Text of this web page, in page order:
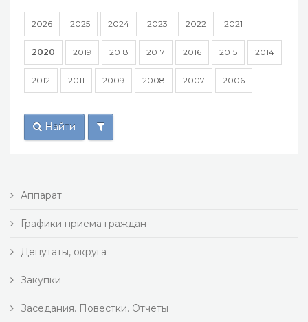
2026 2025 2024 2023 2022 2021
2020 2019 2018 2017 2016 2015 2014
2012 2011 2009 2008 2007 2006
Найти
Аппарат
Графики приема граждан
Депутаты, округа
Закупки
Заседания. Повестки. Отчеты